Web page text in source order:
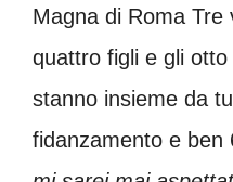
Magna di Roma Tre
quattro figli e gli
stanno insieme da
fidanzamento e ben